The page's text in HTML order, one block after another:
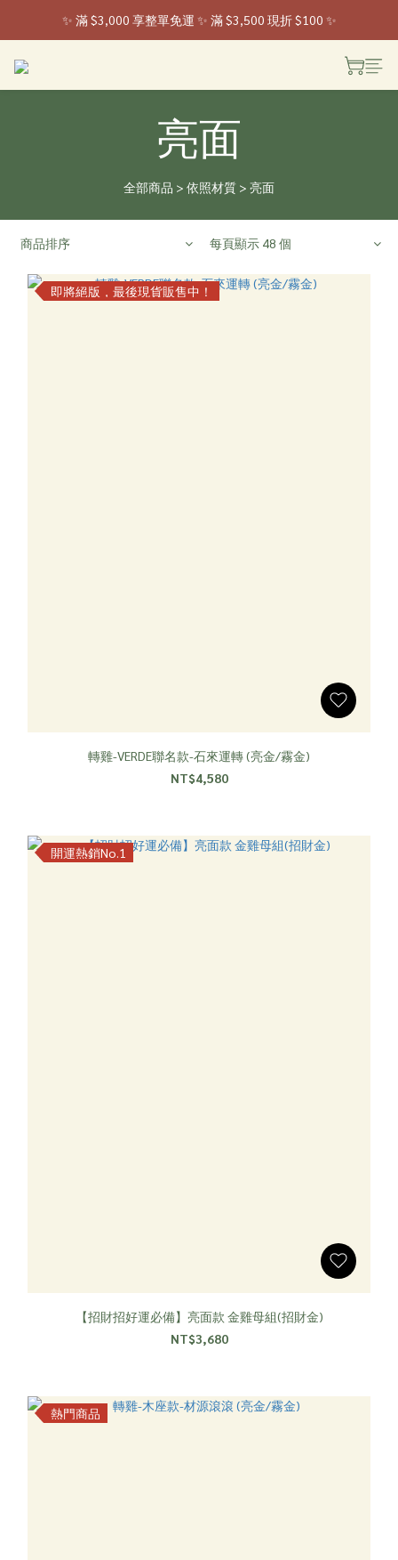
✨ 全家取貨新登場 ✨ 入會享 50 元購物金
✨ 滿 $3,000 享整單免運 ✨ 滿 $3,500 現折 $100 ✨
亮面
全部商品 > 依照材質 > 亮面
商品排序 每頁顯示 48 個
即將絕版，最後現貨販售中！
轉雞-VERDE聯名款-石來運轉 (亮金/霧金)
NT$4,580
開運熱銷No.1
【招財招好運必備】亮面款 金雞母組(招財金)
NT$3,680
熱門商品